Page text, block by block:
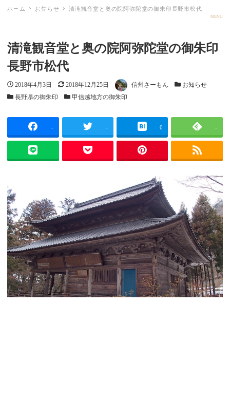
ごしゅメモ
MENU
ホーム お知らせ 清滝観音堂と奥の院阿弥陀堂の御朱印長野市松代
清滝観音堂と奥の院阿弥陀堂の御朱印
長野市松代
投稿日
2018年4月3日 更新日
2018年12月25日 著者 信州さーもん カテゴリー
お知らせ
カテゴリー
長野県の御朱印 カテゴリー
甲信越地方の御朱印
- - 0 -